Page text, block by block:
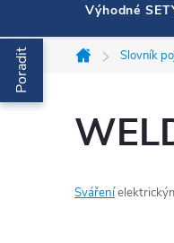
Výhodné
Domů
Slovník
Sváření
Poradit